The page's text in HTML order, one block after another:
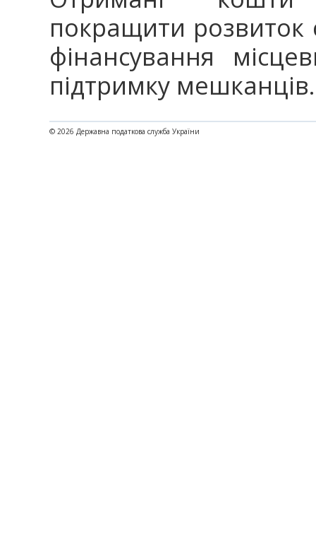
покращити розвиток
фінансування
підтримку мешканців.
© 2026 Державна податкова служба України